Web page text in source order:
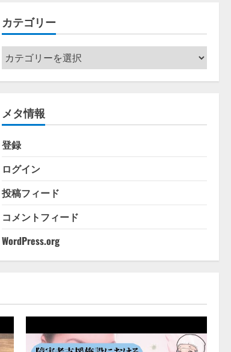
ブ
カテゴリー
カ
テ
ゴ
ー
メタ情報
登録
ログイン
投稿フィード
コメントフィード
WordPress.org